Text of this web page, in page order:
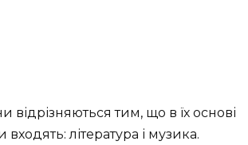
відрізняються тим, що в їх основі
література і музика.